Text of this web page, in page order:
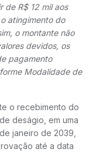
de R$ 12 mil aos
atingimento do
o montante não
devidos, os
pagamento
Modalidade de
o recebimento do
deságio, em uma
janeiro de 2039,
até a data